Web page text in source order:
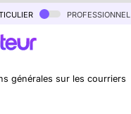
professionnel
générales sur les courriers